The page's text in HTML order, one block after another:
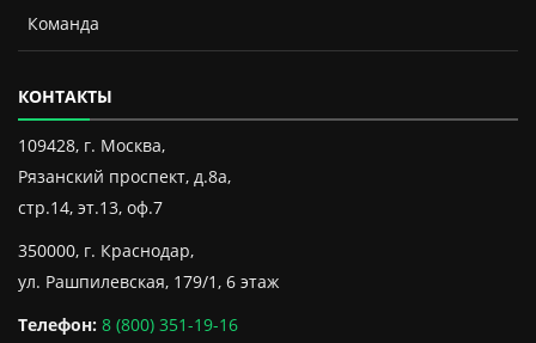
Команда
КОНТАКТЫ
109428, г. Москва,
Рязанский проспект, д.8а,
стр.14, эт.13, оф.7
350000, г. Краснодар,
ул. Рашпилевская, 179/1, 6 этаж
Телефон: 8 (800) 351-19-16